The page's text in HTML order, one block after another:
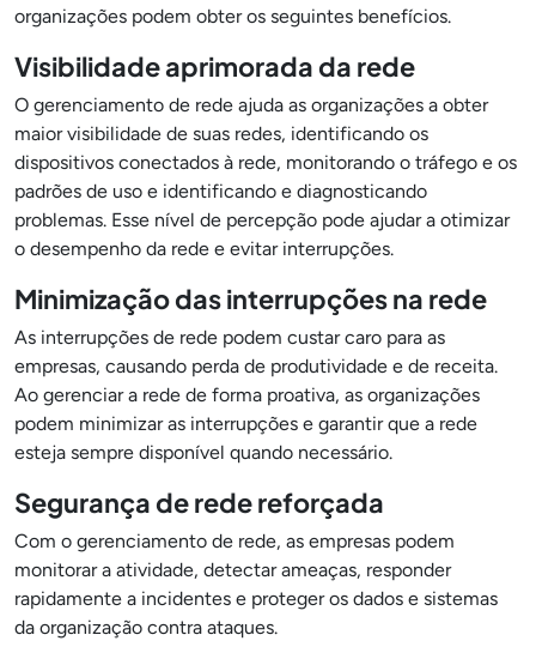
organizações podem obter os seguintes benefícios.
Visibilidade aprimorada da rede
O gerenciamento de rede ajuda as organizações a obter
maior visibilidade de suas redes, identificando os
dispositivos conectados à rede, monitorando o tráfego e os
padrões de uso e identificando e diagnosticando
problemas. Esse nível de percepção pode ajudar a otimizar
o desempenho da rede e evitar interrupções.
Minimização das interrupções na rede
As interrupções de rede podem custar caro para as
empresas, causando perda de produtividade e de receita.
Ao gerenciar a rede de forma proativa, as organizações
podem minimizar as interrupções e garantir que a rede
esteja sempre disponível quando necessário.
Segurança de rede reforçada
Com o gerenciamento de rede, as empresas podem
monitorar a atividade, detectar ameaças, responder
rapidamente a incidentes e proteger os dados e sistemas
da organização contra ataques.